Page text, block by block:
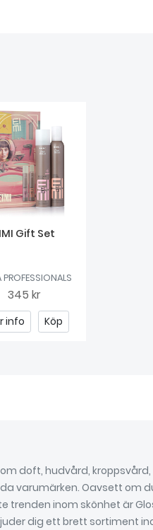
Gift Set
PROFESSIONALS
345 kr
info Köp
doft, hudvård, kroppsvård,
varumärken. Oavsett om
trenden inom skönhet är
dig ett brett sortiment